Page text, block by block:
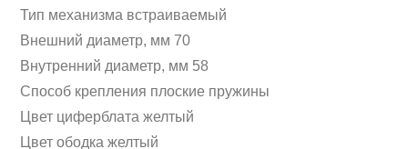
Тип механизма встраиваемый
Внешний диаметр, мм 70
Внутренний диаметр, мм 58
Способ крепления плоские пружины
Цвет циферблата желтый
Цвет ободка желтый